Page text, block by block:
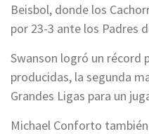
Beisbol, donde los
por 23-3 ante los Padres
Swanson logró un récord
producidas, la segunda
Grandes Ligas para un
Michael Conforto